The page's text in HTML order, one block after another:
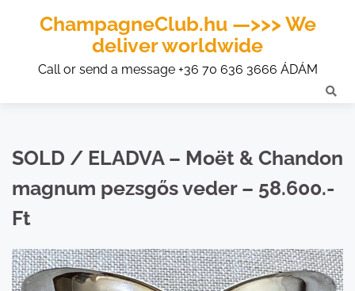
ChampagneClub.hu —>>> We
deliver worldwide
Call or send a message +36 70 636 3666 ÁDÁM
SOLD / ELADVA – Moët & Chandon
magnum pezsgős veder – 58.600.-
Ft